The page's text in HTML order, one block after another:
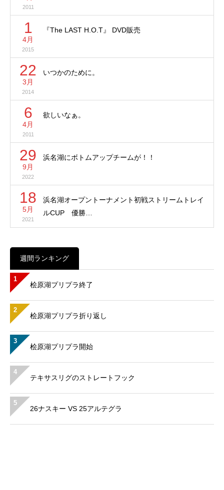
2011
1
4月
2015
『The LAST H.O.T』 DVD販売
22
3月
2014
いつかのために。
6
4月
2011
欲しいなぁ。
29
9月
2022
浜名湖にボトムアップチームが！！
18
5月
2021
浜名湖オープントーナメント初戦ストリームトレイ
ルCUP 優勝…
週間ランキング
1
桧原湖プリプラ終了
2
桧原湖プリプラ折り返し
3
桧原湖プリプラ開始
4
テキサスリグのストレートフック
5
26ナスキー VS 25アルテグラ